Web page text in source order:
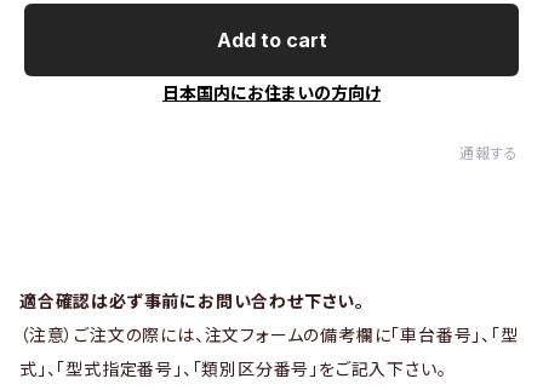
Add to cart
日本国内にお住まいの方向け
通報する
適合確認は必ず事前にお問い合わせ下さい。
（注意）ご注文の際には、注文フォームの備考欄に「車台番号」、「型
式」、「型式指定番号」、「類別区分番号」をご記入下さい。